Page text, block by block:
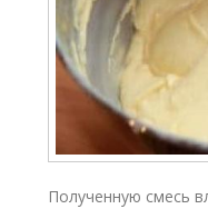
Полученную смесь